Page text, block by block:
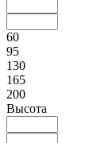
60
95
130
165
200
Высота